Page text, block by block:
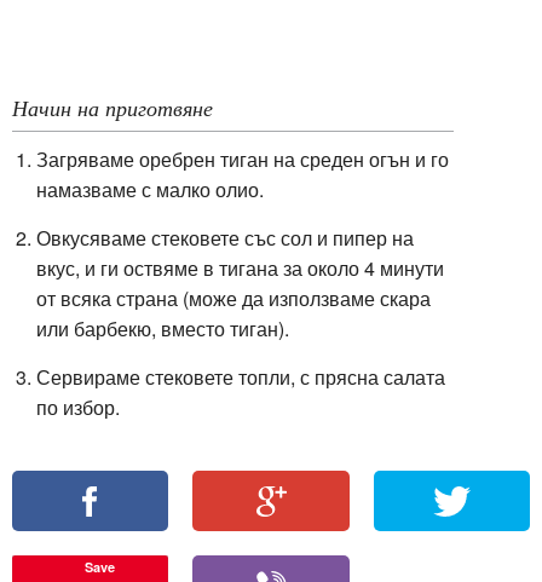
Начин на приготвяне
Загряваме оребрен тиган на среден огън и го
намазваме с малко олио.
Овкусяваме стековете със сол и пипер на
вкус, и ги оствяме в тигана за около 4 минути
от всяка страна (може да използваме скара
или барбекю, вместо тиган).
Сервираме стековете топли, с прясна салата
по избор.
Save